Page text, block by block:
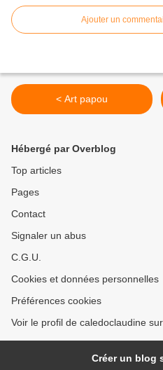
Ajouter un
< Art papou
Hébergé par Overblog
Top articles
Pages
Contact
Signaler un abus
C.G.U.
Cookies et données personnelles
Préférences cookies
Voir le profil de caledoclaudine
Créer un blog